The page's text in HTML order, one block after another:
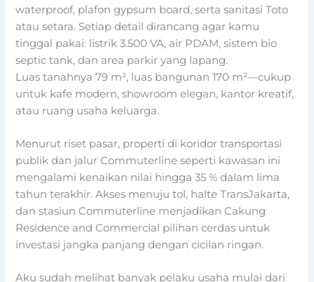
waterproof, plafon gypsum board, serta sanitasi Toto
atau setara. Setiap detail dirancang agar kamu
tinggal pakai: listrik 3.500 VA, air PDAM, sistem bio
septic tank, dan area parkir yang lapang.
Luas tanahnya 79 m², luas bangunan 170 m²—cukup
untuk kafe modern, showroom elegan, kantor kreatif,
atau ruang usaha keluarga.
Menurut riset pasar, properti di koridor transportasi
publik dan jalur Commuterline seperti kawasan ini
mengalami kenaikan nilai hingga 35 % dalam lima
tahun terakhir. Akses menuju tol, halte TransJakarta,
dan stasiun Commuterline menjadikan Cakung
Residence and Commercial pilihan cerdas untuk
investasi jangka panjang dengan cicilan ringan.
Aku sudah melihat banyak pelaku usaha mulai dari